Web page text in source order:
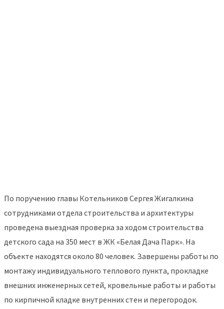
По поручению главы Котельников Сергея Жигалкина
сотрудниками отдела строительства и архитектуры
проведена выездная проверка за ходом строительства
детского сада на 350 мест в ЖК «Белая Дача Парк». На
объекте находятся около 80 человек. Завершены работы по
монтажу индивидуального теплового пункта, прокладке
внешних инженерных сетей, кровельные работы и работы
по кирпичной кладке внутренних стен и перегородок.